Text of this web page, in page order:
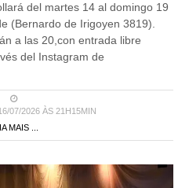
del martes 14 al domingo 19
(Bernardo de Irigoyen 3819).
a las 20,con entrada libre
del Instagram de
07/2026 ÀS 21H15MIN
MAIS ...